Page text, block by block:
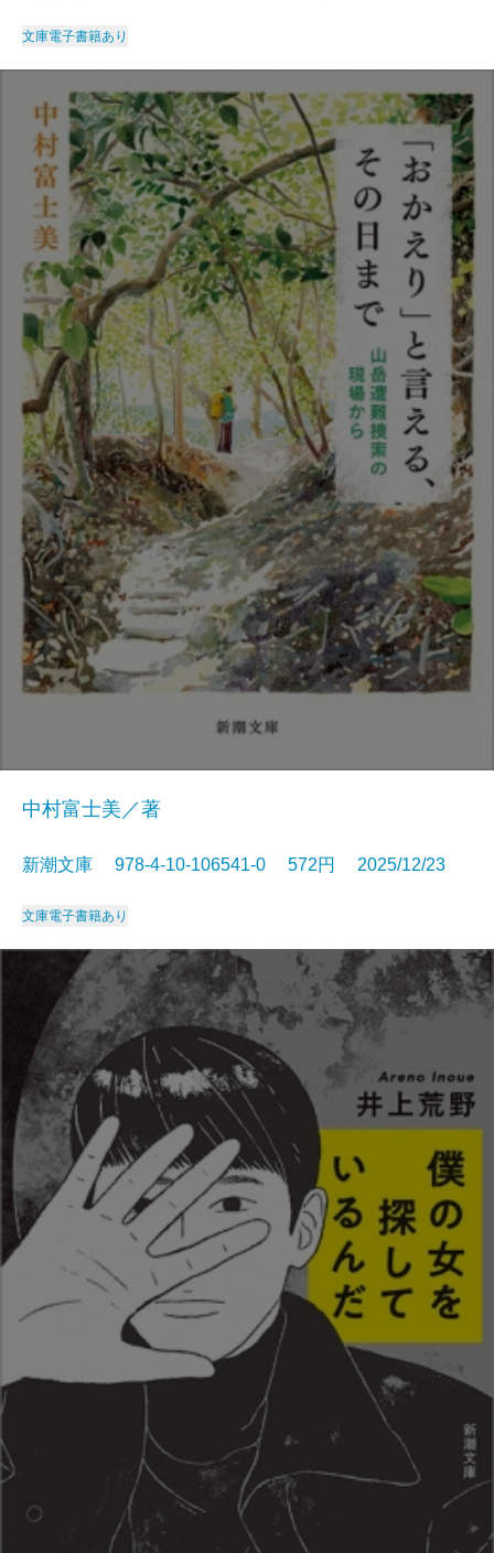
文庫電子書籍あり
中村富士美／著
新潮文庫 978-4-10-106541-0 572円 2025/12/23
文庫電子書籍あり